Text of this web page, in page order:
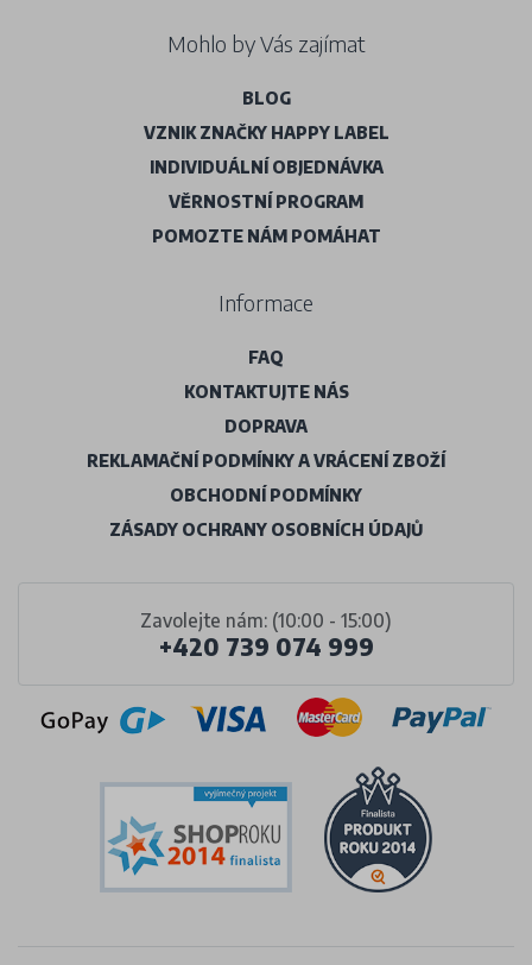
Zavolejte nám: (10:00 - 15:00)
+420 739 074 999
Mohlo by Vás zajímat
BLOG
VZNIK ZNAČKY HAPPY LABEL
INDIVIDUÁLNÍ OBJEDNÁVKA
VĚRNOSTNÍ PROGRAM
POMOZTE NÁM POMÁHAT
Informace
FAQ
KONTAKTUJTE NÁS
DOPRAVA
REKLAMAČNÍ PODMÍNKY A VRÁCENÍ ZBOŽÍ
OBCHODNÍ PODMÍNKY
ZÁSADY OCHRANY OSOBNÍCH ÚDAJŮ